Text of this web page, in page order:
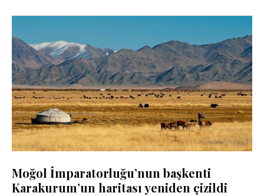
Moğol İmparatorluğu’nun başkenti
Karakurum’un haritası yeniden çizildi